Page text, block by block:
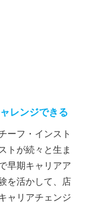
レンジできる
ーフ・インスト
トが続々と生ま
早期キャリアア
を活かして、店
ャリアチェンジ